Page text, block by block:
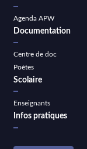
Agenda APW
Documentation
Centre de doc
Poètes
Scolaire
Enseignants
Infos pratiques